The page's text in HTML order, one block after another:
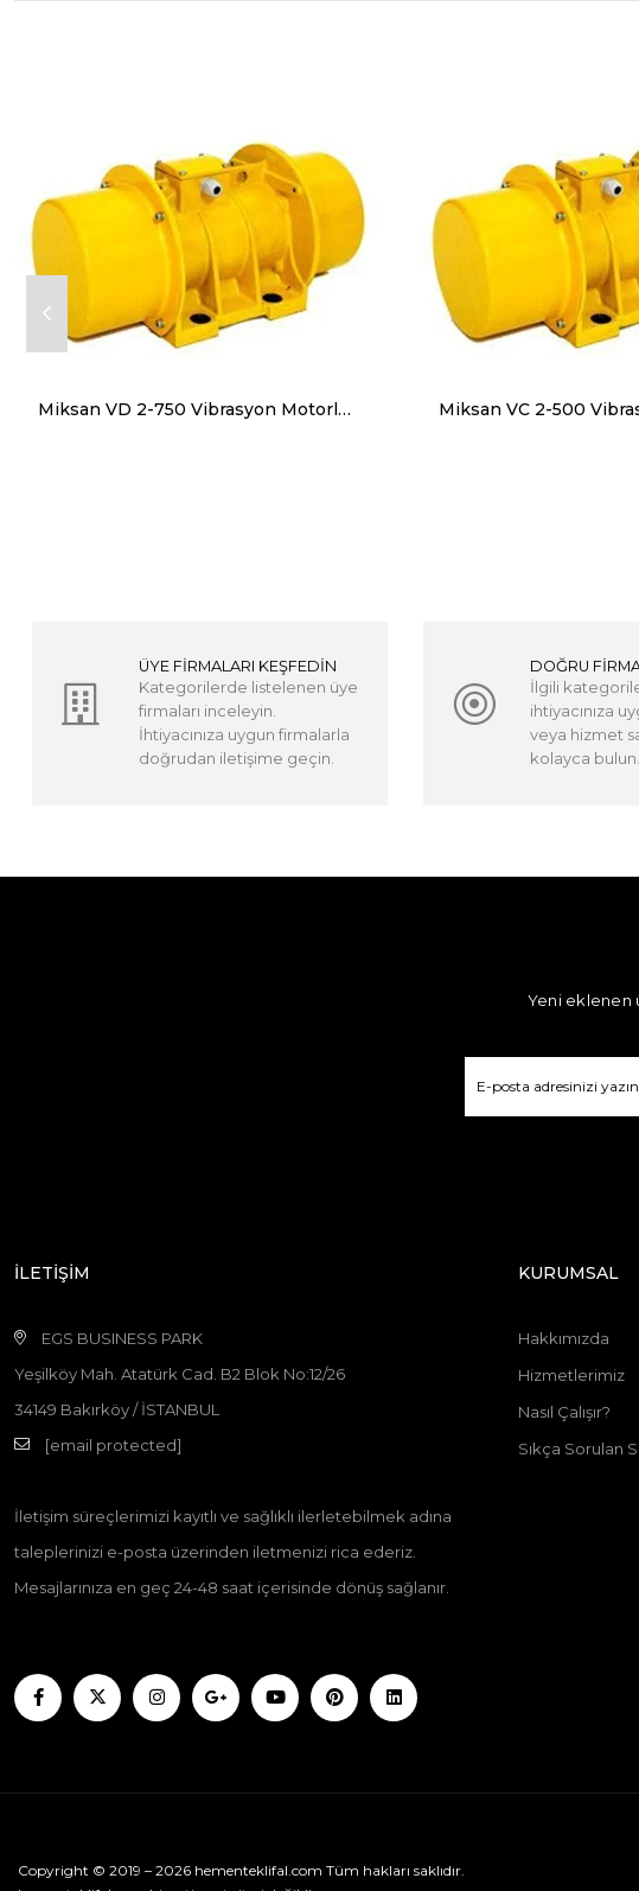
Miksan VD 2-750 Vibrasyon Motorları Trifaze (380V) 3000 Devir 762 Kg, 7475 N
ÜYE FİRMALARI KEŞFEDİN
Kategorilerde listelenen üye
firmaları inceleyin.
İhtiyacınıza uygun firmalarla
doğrudan iletişime geçin.
DOĞRU
İlgili
ihtiyacınıza
veya hizmet
kolayca bulun.
Yeni eklenen
İLETİŞİM
EGS BUSINESS PARK
Yeşilköy Mah. Atatürk Cad. B2 Blok No:12/26
34149 Bakırköy / İSTANBUL
[email protected]
İletişim süreçlerimizi kayıtlı ve sağlıklı ilerletebilmek adına
taleplerinizi e-posta üzerinden iletmenizi rica ederiz.
Mesajlarınıza en geç 24-48 saat içerisinde dönüş sağlanır.
KURUMSAL
Hakkımızda
Hizmetlerimiz
Nasıl Çalışır?
Sıkça Sorulan
Copyright © 2019 – 2026 hementeklifal.com Tüm hakları saklıdır.